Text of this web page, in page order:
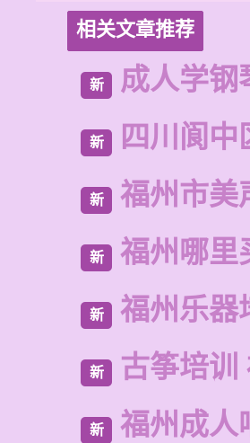
相关文章推荐
新 成人学钢
新 四川阆
新 福州市美
新 福州哪里
新 福州乐器
新 古筝培训
新 福州成人